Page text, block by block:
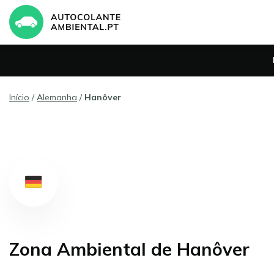
Início /Alemanha / Hanôver
Zona Ambiental de Hanôver